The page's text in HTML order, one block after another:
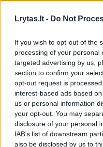
Lrytas.lt - Do Not
If you wish to opt-out of the
processing of your personal
targeted advertising by us,
section to confirm your
opt-out request is
interest-based ads based
us or personal information
your opt-out. You may
disclosure of your personal
IAB’s list of downstream
also be disclosed by us to
Prie Etnos – naujas
Gamta 2025-02-17